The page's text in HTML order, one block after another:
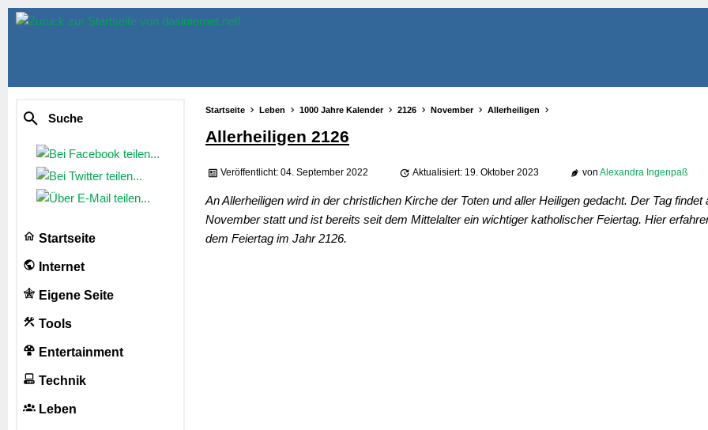
Suche
Startseite
Internet
Eigene Seite
Tools
Entertainment
Technik
Leben
Startseite Leben 1000 Jahre Kalender 2126 November Allerheiligen
Allerheiligen 2126
Veröffentlicht: 04. September 2022 Aktualisiert: 19. Oktober 2023 von Alexandra Ingenpaß
An Allerheiligen wird in der christlichen Kirche der Toten und aller Heiligen gedacht. Der Tag findet
November statt und ist bereits seit dem Mittelalter ein wichtiger katholischer Feiertag. Hier
dem Feiertag im Jahr 2126.